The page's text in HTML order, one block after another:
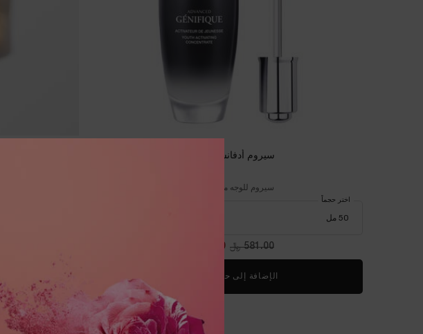
سيروم أدفانسد جينيفيك
سيروم للوجه معزّز للشباب
اختر حجماً
السعر القديم
581.00 ﷼ السعر الجديد
406.70 ﷼
الإضافة إلى حقيبة التسوق